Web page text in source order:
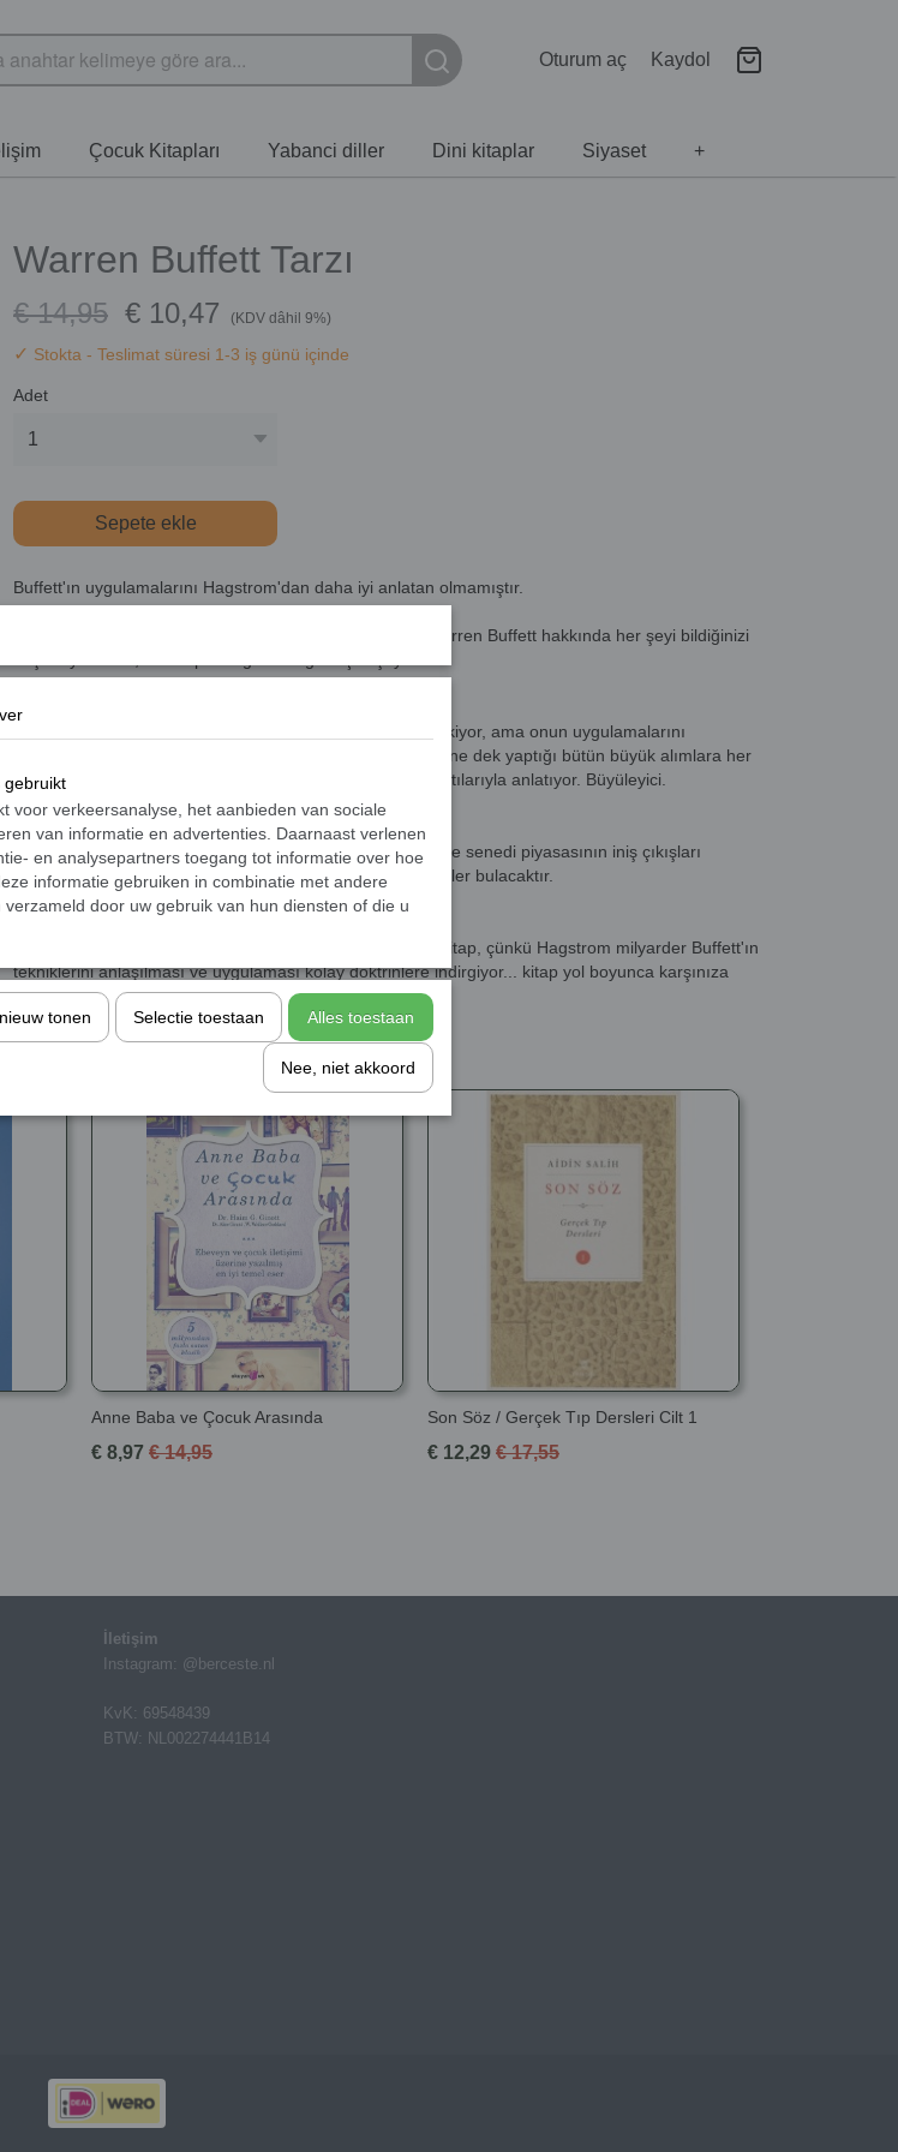
Oturum aç Kaydol
Çocuk Kitapları Yabanci diller Dini kitaplar Siyaset +
Warren Buffett Tarzı
€ 14,95 € 10,47 (KDV dâhil 9%)
✓ Stokta - Teslimat süresi 1-3 iş günü içinde
Adet
Sepete ekle
Buffett'ın uygulamalarını Hagstrom'dan daha iyi anlatan olmamıştır.
Time
Yeni hisse senetleri üzerine yazılmış en önemli kitap... Warren Buffett hakkında her şeyi bildiğinizi
Forbes
"Birinci sınıf. Buffett'ın yaptıkları herkesin büyük ilgisini çekiyor, ama onun uygulamalarını
Hagstrom'dan daha iyi anlatan olmamıştır. Buffett'ın bugüne dek yaptığı bütün büyük alımlara her
yönüyle ışık tutuyor, irdeliyor ve neden satın aldığını ayrıntılarıyla anlatıyor. Büyüleyici.
Fortune
Ekonominin davranışları ve şirketlerin performansı ile hisse senedi piyasasının iniş çıkışları
arasındaki ilişkiyle ilgilenen herkes bu kitapta ilginç bir şeyler bulacaktır.
The Economist
Warren Buffett tarzı ortalama okurlara hitap edebilen bir kitap, çünkü Hagstrom milyarder Buffett'ın
tekniklerini anlaşılması ve uygulaması kolay doktrinlere indirgiyor... kitap yol boyunca karşınıza
çıkacak ödülleri gösteriyor.
Dallas Morning News
Anne Baba ve Çocuk Arasında
€ 8,97 € 14,95
Son Söz / Gerçek Tıp Dersleri Cilt 1
€ 12,29 € 17,55
İletişim
Instagram: @berceste.nl
KvK: 69548439
BTW: NL002274441B14
gebruikt
voor verkeersanalyse, het aanbieden van sociale
van informatie en advertenties. Daarnaast verlenen
en analysepartners toegang tot informatie over hoe
informatie gebruiken in combinatie met andere
door uw gebruik van hun diensten of die u
tonen Selectie toestaan Alles toestaan
Nee, niet akkoord